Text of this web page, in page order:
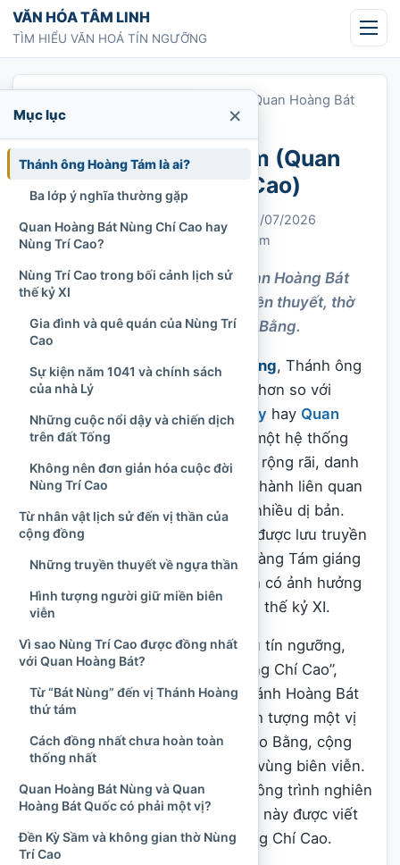
Chuyển tới nội dung
VĂN HÓA TÂM LINH
TÌM HIỂU VĂN HOÁ TÍN NGƯỠNG
Thánh ông Hoàng Tám (Quan Hoàng Bát
Nùng Chí Cao)
Thánh ông Hoàng Tám (Quan
Hoàng Bát Nùng Chí Cao)
Chi Tran 29/03/2022Cập nhật: 19/07/2026
Thờ Mẫu và Tứ Phủ
1.387 lượt xem
Thánh ông Hoàng Tám và Quan Hoàng Bát
Nùng Trí Cao qua lịch sử, truyền thuyết, thờ
tự và văn hóa tín ngưỡng Cao Bằng.
Trong hệ thốngTứ Phủ Ông Hoàng, Thánh ông
Hoàng Tám là một vị ít xuất hiện hơn so với
Quan Hoàng Bơ,Quan Hoàng Bảy hay Quan
Hoàng Mười
. Chính vì không có một hệ thống
thần tích thống nhất và phổ biến rộng rãi, danh
tính, sự tích cũng như cách thực hành liên quan
đến vị Thánh Hoàng thứ tám có nhiều dị bản.
Một trong những cách giải thích được lưu truyền
hiện nay cho rằng Thánh ông Hoàng Tám giáng
trần làm Nùng Trí Cao, vị thủ lĩnh có ảnh hưởng
lớn ở vùng biên giới phía Bắc vào thế kỷ XI.
Trong văn chầu và một số tài liệu tín ngưỡng,
danh xưng “Quan Hoàng Bát Nùng Chí Cao”,
“Ông Hoàng Bát Nùng” hoặc “Thánh Hoàng Bát
Nùng” được dùng để ca ngợi hình tượng một vị
tướng miền sơn cước, gắn với Cao Bằng, cộng
đồng Tày – Nùng và việc bảo vệ vùng biên viễn.
Tuy nhiên, trong sử liệu và các công trình nghiên
cứu chính thức, tên của nhân vật này được viết
là Nùng Trí Cao, không phải Nùng Chí Cao.
Mục lục ×
Thánh ông Hoàng Tám là ai?
Ba lớp ý nghĩa thường gặp
Quan Hoàng Bát Nùng Chí Cao hay
Nùng Trí Cao?
Nùng Trí Cao trong bối cảnh lịch sử
thế kỷ XI
Gia đình và quê quán của Nùng Trí
Cao
Sự kiện năm 1041 và chính sách
của nhà Lý
Những cuộc nổi dậy và chiến dịch
trên đất Tống
Không nên đơn giản hóa cuộc đời
Nùng Trí Cao
Từ nhân vật lịch sử đến vị thần của
cộng đồng
Những truyền thuyết về ngựa thần
Hình tượng người giữ miền biên
viễn
Vì sao Nùng Trí Cao được đồng nhất
với Quan Hoàng Bát?
Từ “Bát Nùng” đến vị Thánh Hoàng
thứ tám
Cách đồng nhất chưa hoàn toàn
thống nhất
Quan Hoàng Bát Nùng và Quan
Hoàng Bát Quốc có phải một vị?
Đền Kỳ Sầm và không gian thờ Nùng
Trí Cao